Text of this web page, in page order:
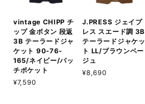
vintage CHIPP チ
ップ 金ボタン 段返
3B テーラードジャ
ケット 90-76-
165/ネイビー/パッ
チポケット
¥7,590
J.PRESS ジェイプ
レス スエード調 3B
テーラードジャケッ
ト LL/ブラウンベー
ジュ
¥8,690